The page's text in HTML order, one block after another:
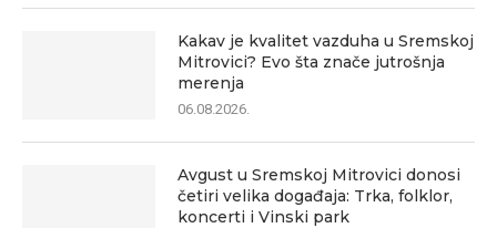
Kakav je kvalitet vazduha u Sremskoj
Mitrovici? Evo šta znače jutrošnja
merenja
06.08.2026.
Avgust u Sremskoj Mitrovici donosi
četiri velika događaja: Trka, folklor,
koncerti i Vinski park